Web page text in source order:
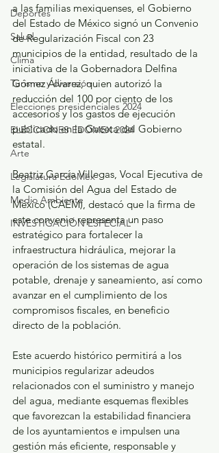
Deportes
Salud
Clima
Turismo y diversión
Elecciones presidenciales 2024
ELECCIONES EDOMEX 2024
Arte
Legislatura EdoMéx
Medio Ambiente
INVESTIGACIÓN ESPECIAL
a las familias mexiquenses, el Gobierno
del Estado de México signó un Convenio
de Regularización Fiscal con 23
municipios de la entidad, resultado de la
iniciativa de la Gobernadora Delfina
Gómez Álvarez, quien autorizó la
reducción del 100 por ciento de los
accesorios y los gastos de ejecución
publicado en la Gaceta del Gobierno
estatal.
Beatriz García Villegas, Vocal Ejecutiva de
la Comisión del Agua del Estado de
México (CAEM), destacó que la firma de
este convenio representa un paso
estratégico para fortalecer la
infraestructura hidráulica, mejorar la
operación de los sistemas de agua
potable, drenaje y saneamiento, así como
avanzar en el cumplimiento de los
compromisos fiscales, en beneficio
directo de la población.
Este acuerdo histórico permitirá a los
municipios regularizar adeudos
relacionados con el suministro y manejo
del agua, mediante esquemas flexibles
que favorezcan la estabilidad financiera
de los ayuntamientos e impulsen una
gestión más eficiente, responsable y